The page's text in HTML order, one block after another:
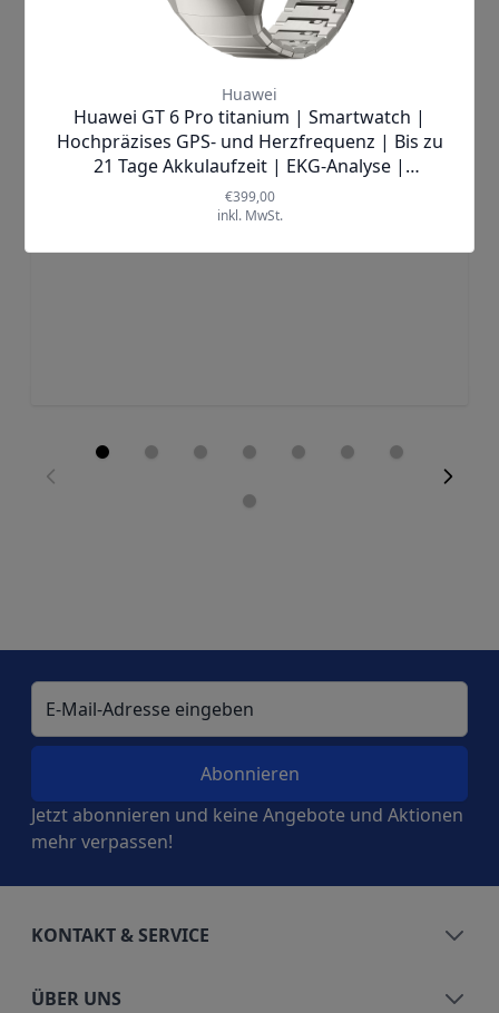
Honor |Watch 4
Smartwatch
✘ AUSVERKAUFT
E-Mail-Adresse
Jetzt abonnieren und keine Angebote und Aktionen
mehr verpassen!
KONTAKT & SERVICE
ÜBER UNS